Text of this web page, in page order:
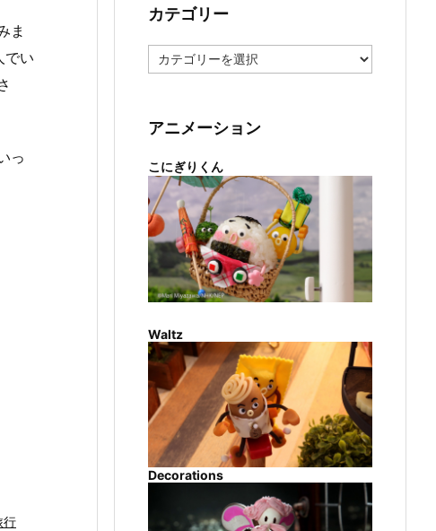
ま
でい
っ
行
カテゴリー
テ
ー
アニメーション
こにぎりくん
Waltz
Decorations